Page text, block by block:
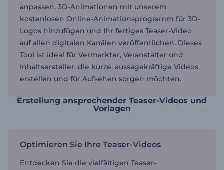
anpassen, 3D-Animationen mit unserem
kostenlosen Online-Animationsprogramm für 3D-
Logos hinzufügen und Ihr fertiges Teaser-Video
auf allen digitalen Kanälen veröffentlichen. Dieses
Tool ist ideal für Vermarkter, Veranstalter und
Inhaltsersteller, die kurze, aussagekräftige Videos
erstellen und für Aufsehen sorgen möchten.
Erstellung ansprechender Teaser-Videos und
Vorlagen
Optimieren Sie Ihre Teaser-Videos
Entdecken Sie die vielfältigen Teaser-